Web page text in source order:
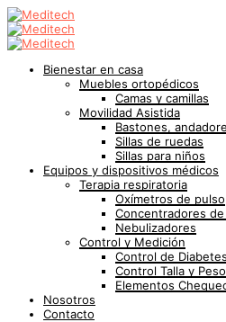
Bienestar en casa
Muebles ortopédicos
Camas y camillas
Movilidad Asistida
Bastones,
Sillas de ruedas
Sillas para niños
Equipos y dispositivos médicos
Terapia respiratoria
Oxímetros de pulso
Concentradores
Nebulizadores
Control y Medición
Control de Diabetes
Control Talla y Peso
Elementos
Nosotros
Contacto